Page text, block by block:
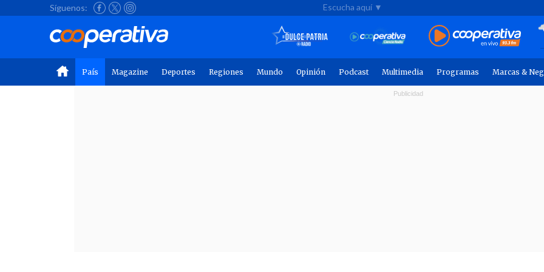
Síguenos: Escucha aquí ▼
País Magazine Deportes Regiones Mundo Opinión Podcast Multimedia Programas Marcas &